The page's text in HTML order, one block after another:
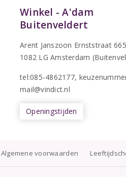
Winkel - A'dam
Buitenveldert
Arent Janszoon Ernststraat 665
1082 LG Amsterdam
tel:085-4862177,
mail@vindict.nl
Openingstijden
Algemene voorwaarden